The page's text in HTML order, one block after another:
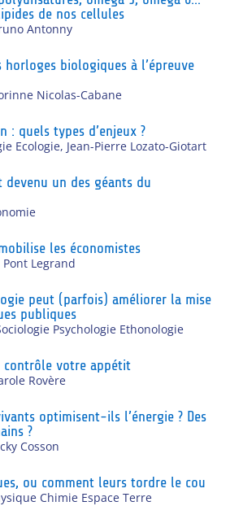
de nos cellules
Antonny
horloges biologiques à l’épreuve
Nicolas-Cabane
: quels types d’enjeux ?
Ecologie, Jean-Pierre Lozato-Giotart
devenu un des géants du
les économistes
Legrand
peut (parfois) améliorer la mise
publiques
Psychologie Ethonologie
contrôle votre appétit
Rovère
optimisent-ils l’énergie ? Des
?
Cosson
ou comment leurs tordre le cou
Chimie Espace Terre